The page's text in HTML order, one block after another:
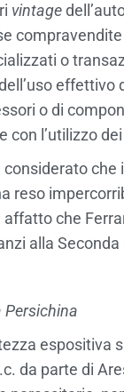
vintage
o
o di
con l’utilizzo
considerato che
reso
che
alla Seconda
Persichina
espositiva
da parte di